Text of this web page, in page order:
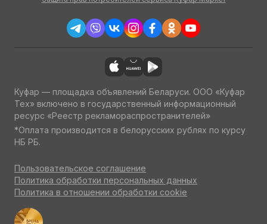
Куфар — площадка объявлений Беларуси. ООО «Куфар
Тех» включено в государственный информационный
ресурс «Реестр рекламораспространителей»
*Оплата производится в белорусских рублях по курсу
НБ РБ.
Пользовательское соглашение
Политика обработки персональных данных
Политика в отношении обработки cookie